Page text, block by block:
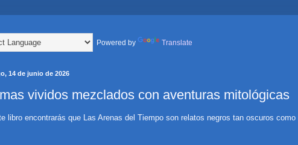
Powered by Translate
14 de junio de 2026
vividos mezclados con aventuras mitológicas
libro encontrarás que Las Arenas del Tiempo son relatos negros tan oscuros como